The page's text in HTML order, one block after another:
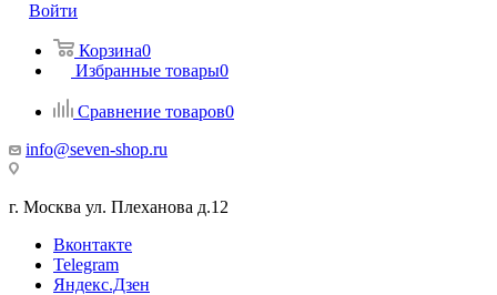
Войти
Корзина0
Избранные товары0
Сравнение товаров0
info@seven-shop.ru
г. Москва ул. Плеханова д.12
Вконтакте
Telegram
Яндекс.Дзен